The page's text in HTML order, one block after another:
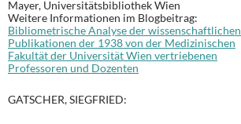
Mayer, Universitätsbibliothek Wien
Weitere Informationen im Blogbeitrag:
Bibliometrische Analyse der wissenschaftlichen
Publikationen der 1938 von der Medizinischen
Fakultät der Universität Wien vertriebenen
Professoren und Dozenten
GATSCHER, SIEGFRIED: